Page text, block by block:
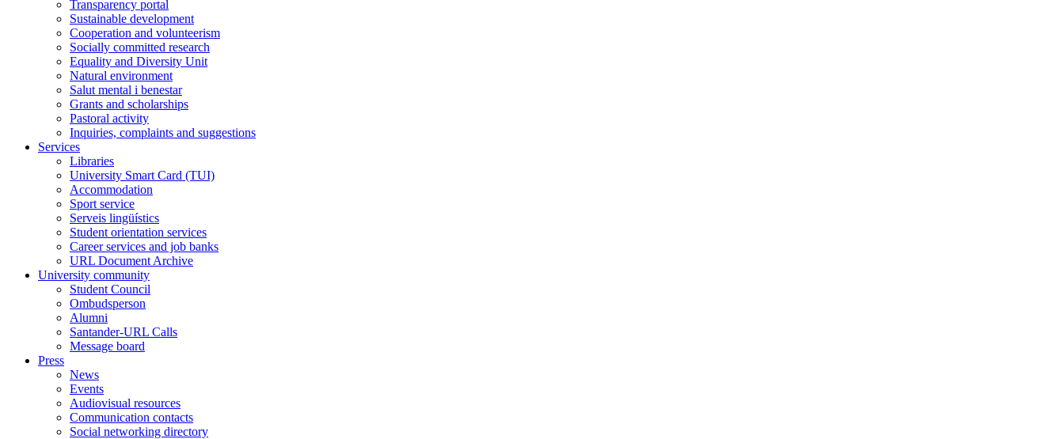
Transparency portal
Sustainable development
Cooperation and volunteerism
Socially committed research
Equality and Diversity Unit
Natural environment
Salut mental i benestar
Grants and scholarships
Pastoral activity
Inquiries, complaints and suggestions
Services
Libraries
University Smart Card (TUI)
Accommodation
Sport service
Serveis lingüístics
Student orientation services
Career services and job banks
URL Document Archive
University community
Student Council
Ombudsperson
Alumni
Santander-URL Calls
Message board
Press
News
Events
Audiovisual resources
Communication contacts
Social networking directory